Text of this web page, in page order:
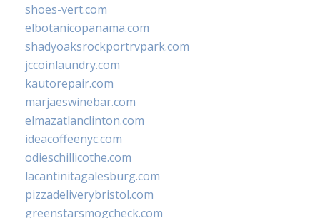
shoes-vert.com
elbotanicopanama.com
shadyoaksrockportrvpark.com
jccoinlaundry.com
kautorepair.com
marjaeswinebar.com
elmazatlanclinton.com
ideacoffeenyc.com
odieschillicothe.com
lacantinitagalesburg.com
pizzadeliverybristol.com
greenstarsmogcheck.com